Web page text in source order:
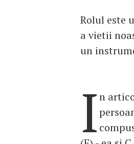
Rolul este
a vietii
un
In